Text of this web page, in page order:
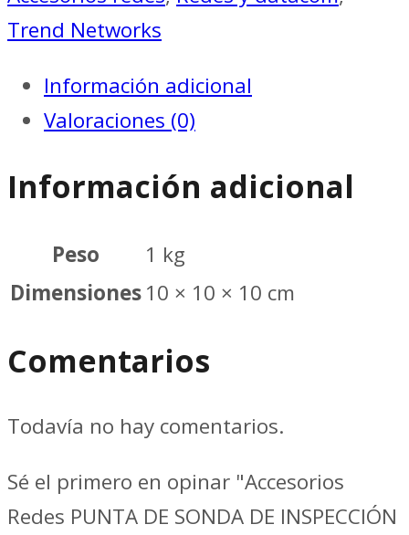
Trend Networks
Información adicional
Valoraciones (0)
Información adicional
Peso
1 kg
Dimensiones10 × 10 × 10 cm
Comentarios
Todavía no hay comentarios.
Sé el primero en opinar "Accesorios
Redes PUNTA DE SONDA DE INSPECCIÓN